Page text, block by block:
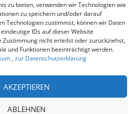
zu bieten, verwenden wir Technologien wie
zu speichern und/oder darauf
Technologien zustimmst, können wir Daten
IDs auf dieser Website
Zustimmung nicht erteilst oder zurückziehst,
und Funktionen beeinträchtigt werden.
, zur Datenschutzerklärung
AKZEPTIEREN
ABLEHNEN
KaiserzuSelbstliebe (5) – die
FÜR uns selbst findet uns
wieder – UND: wir können sie
Elke, wie schön, dass du mit mir und